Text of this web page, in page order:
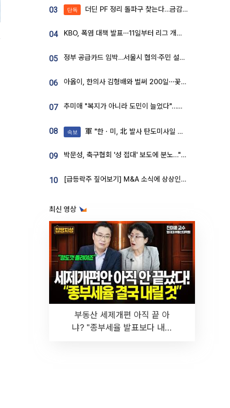
03 단독 더딘 PF 정리 돌파구 찾는다…금감원, 1년 반 만에 매각설명회 재개
04 KBO, 폭염 대책 발표⋯11일부터 리그 개시ㆍ경기 오후 7시 시작
05 정부 공급카드 임박…서울시 협의·주민 설득이 성패 가른다 [부동산 해법 전쟁]
06 아옳이, 한의사 김형배와 벌써 200일⋯꽃다발 들고 "프러포즈 아냐"
07 추미애 "복지가 아니라 도민이 늘었다"…재정난 책임론 정면돌파
08 속보 軍 "한ㆍ미, 北 발사 탄도미사일 제원 정밀분석 중"
09 박문성, 축구협회 '성 접대' 보도에 분노…"다 말아먹으려고 작정했나"
10 [급등락주 짚어보기] M&A 소식에 상상인증권ㆍ유니켐 ‘상한가’⋯유증 제동 걸린 SK디앤디↑
최신 영상
부동산 세제개편 아직 끝 아
냐? "종부세율 발표보다 내릴